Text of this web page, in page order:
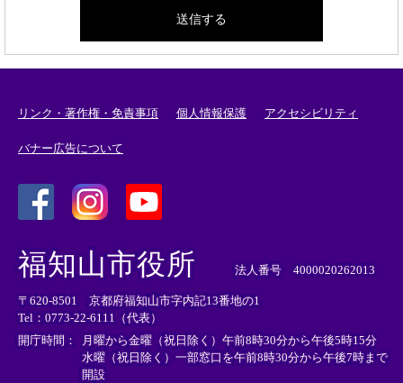
リンク・著作権・免責事項 個人情報保護 アクセシビリティ
バナー広告について
外
部
リ
ン
ク
＞
外
リ
ン
ク
＞
外
部
ン
ク
＞
福知山市役所 法人番号 4000020262013
〒620-8501 京都府福知山市字内記13番地の1
Tel：0773-22-6111（代表）
開庁時間：
月曜から金曜（祝日除く）午前8時30分から午後5時15分
水曜（祝日除く）一部窓口を午前8時30分から午後7時まで
開設